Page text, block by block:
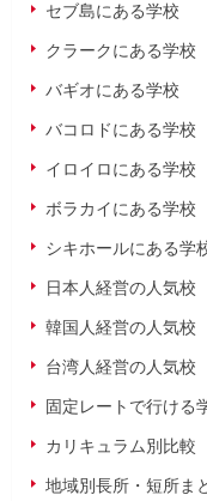
セブ島にある学校
クラークにある学校
バギオにある学校
バコロドにある学校
イロイロにある学校
ボラカイにある学校
シキホールにある学
日本人経営の人気校
韓国人経営の人気校
台湾人経営の人気校
固定レートで行ける
カリキュラム別比較
地域別長所・短所ま